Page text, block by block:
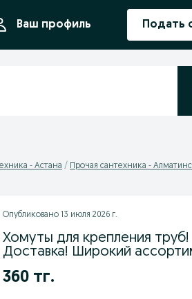
Ваш профиль Подать
- Астана Прочая сантехника -
Опубликовано 13 июля 2026 г.
Хомуты для крепления труб!
Доставка! Широкий
360 тг.